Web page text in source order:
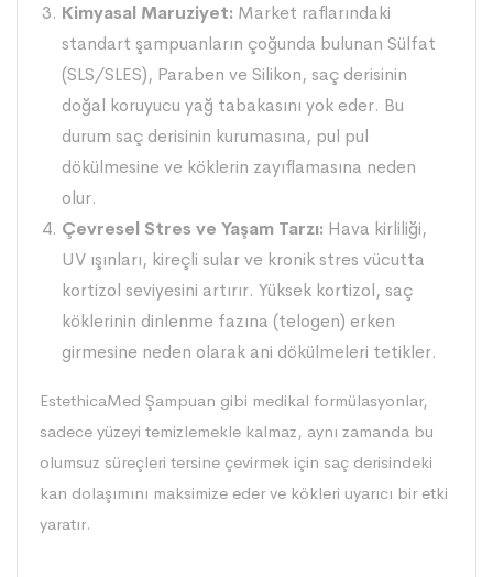
Kimyasal Maruziyet: Market raflarındaki
standart şampuanların çoğunda bulunan Sülfat
(SLS/SLES), Paraben ve Silikon, saç derisinin
doğal koruyucu yağ tabakasını yok eder. Bu
durum saç derisinin kurumasına, pul pul
dökülmesine ve köklerin zayıflamasına neden
olur.
Çevresel Stres ve Yaşam Tarzı: Hava kirliliği,
UV ışınları, kireçli sular ve kronik stres vücutta
kortizol seviyesini artırır. Yüksek kortizol, saç
köklerinin dinlenme fazına (telogen) erken
girmesine neden olarak ani dökülmeleri tetikler.
EstethicaMed Şampuan gibi medikal formülasyonlar,
sadece yüzeyi temizlemekle kalmaz, aynı zamanda bu
olumsuz süreçleri tersine çevirmek için saç derisindeki
kan dolaşımını maksimize eder ve kökleri uyarıcı bir etki
yaratır.